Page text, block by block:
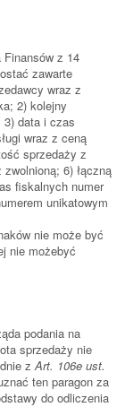
Finansów z 14
zawarte
wraz z
2) kolejny
3) data i czas
wraz z ceną
sprzedaży z
6) łączną
fiskalnych numer
unikatowym
nie może być
nie możebyć
podania na
sprzedaży nie
z Art. 106e ust.
ten paragon za
do odliczenia